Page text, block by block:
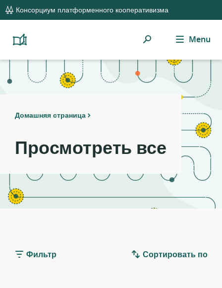
global
navigation
Консорциум платформенного кооперативизма
Platform
Resource
Поиск Menu
Домашняя страница
Просмотреть все
Фильтр Сортировать по
filters
Resource